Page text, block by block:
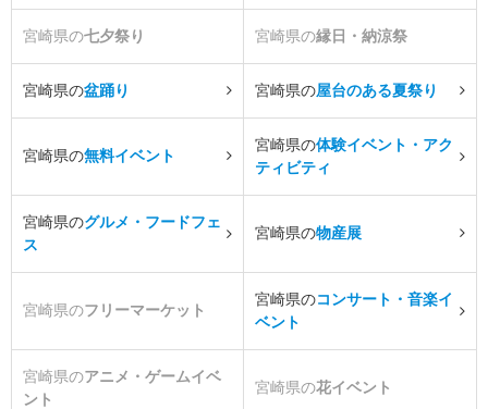
宮崎県の七夕祭り 宮崎県の縁日・納涼祭
宮崎県の盆踊り 宮崎県の屋台のある夏祭り
宮崎県の無料イベント
宮崎県の体験イベント・アク
ティビティ
宮崎県のグルメ・フードフェ
ス
宮崎県の物産展
宮崎県のフリーマーケット
宮崎県のコンサート・音楽イ
ベント
宮崎県のアニメ・ゲームイベ
ント
宮崎県の花イベント